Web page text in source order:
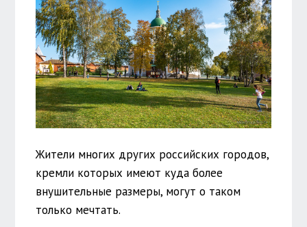
Жители многих других российских городов,
кремли которых имеют куда более
внушительные размеры, могут о таком
только мечтать.